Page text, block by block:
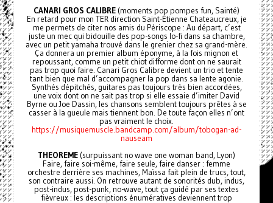
CANARI GROS CALIBRE (moments pop pompes fun, Sainté)
En retard pour mon TER direction Saint-Étienne Chateaucreux, je
me permets de citer nos amis du Périscope : Au départ, c’est
juste un mec qui bidouille des pop-songs lo-fi dans sa chambre,
avec un petit yamaha trouvé dans le grenier chez sa grand-mère.
Ça donnera un premier album éponyme, à la fois mignon et
repoussant, comme un petit chiot difforme dont on ne saurait
pas trop quoi faire. Canari Gros Calibre devient un trio et tente
tant bien que mal d’accompagner la pop dans sa lente agonie.
Synthés dépitchés, guitares pas toujours très bien accordées,
une voix dont on ne sait pas trop si elle essaie d’imiter David
Byrne ou Joe Dassin, les chansons semblent toujours prêtes à se
casser à la gueule mais tiennent bon. De toute façon elles n’ont
pas vraiment le choix.
https://musiquemuscle.bandcamp.com/album/tobogan-ad-
nauseam
THEOREME (surpuissant no wave one woman band, Lyon)
Faire, faire soi-même, faire seule, faire danser : femme
orchestre derrière ses machines, Maïssa fait plein de trucs, tout,
son contraire aussi. On retrouve autant de sonorités dub, indus,
post-indus, post-punk, no-wave, tout ça guidé par ses textes
fièvreux : les descriptions énumératives deviennent trop